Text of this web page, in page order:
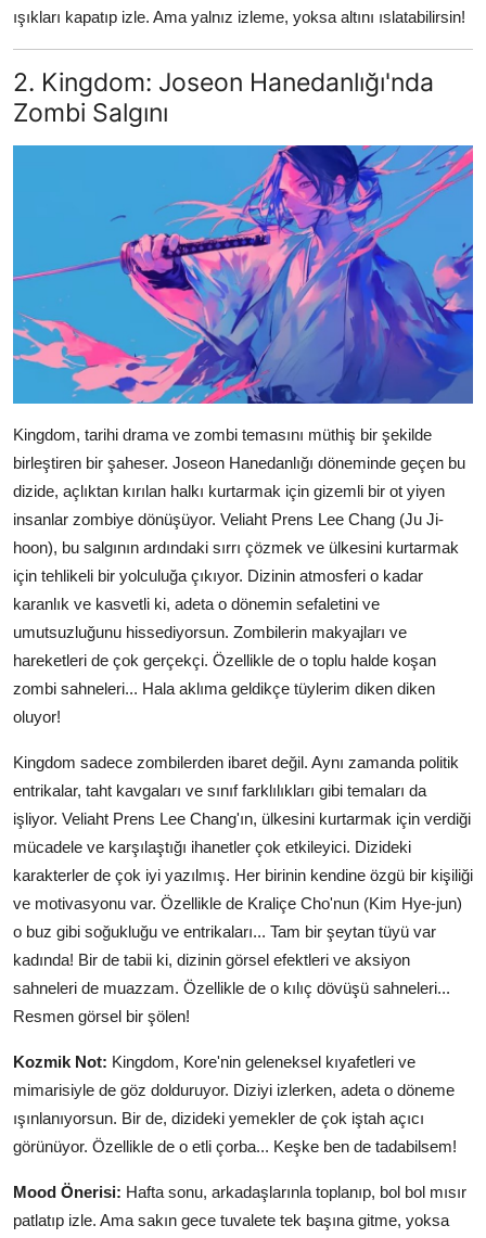
ışıkları kapatıp izle. Ama yalnız izleme, yoksa altını ıslatabilirsin!
2. Kingdom: Joseon Hanedanlığı'nda
Zombi Salgını
Kingdom, tarihi drama ve zombi temasını müthiş bir şekilde
birleştiren bir şaheser. Joseon Hanedanlığı döneminde geçen bu
dizide, açlıktan kırılan halkı kurtarmak için gizemli bir ot yiyen
insanlar zombiye dönüşüyor. Veliaht Prens Lee Chang (Ju Ji-
hoon), bu salgının ardındaki sırrı çözmek ve ülkesini kurtarmak
için tehlikeli bir yolculuğa çıkıyor. Dizinin atmosferi o kadar
karanlık ve kasvetli ki, adeta o dönemin sefaletini ve
umutsuzluğunu hissediyorsun. Zombilerin makyajları ve
hareketleri de çok gerçekçi. Özellikle de o toplu halde koşan
zombi sahneleri... Hala aklıma geldikçe tüylerim diken diken
oluyor!
Kingdom sadece zombilerden ibaret değil. Aynı zamanda politik
entrikalar, taht kavgaları ve sınıf farklılıkları gibi temaları da
işliyor. Veliaht Prens Lee Chang'ın, ülkesini kurtarmak için verdiği
mücadele ve karşılaştığı ihanetler çok etkileyici. Dizideki
karakterler de çok iyi yazılmış. Her birinin kendine özgü bir kişiliği
ve motivasyonu var. Özellikle de Kraliçe Cho'nun (Kim Hye-jun)
o buz gibi soğukluğu ve entrikaları... Tam bir şeytan tüyü var
kadında! Bir de tabii ki, dizinin görsel efektleri ve aksiyon
sahneleri de muazzam. Özellikle de o kılıç dövüşü sahneleri...
Resmen görsel bir şölen!
Kozmik Not: Kingdom, Kore'nin geleneksel kıyafetleri ve
mimarisiyle de göz dolduruyor. Diziyi izlerken, adeta o döneme
ışınlanıyorsun. Bir de, dizideki yemekler de çok iştah açıcı
görünüyor. Özellikle de o etli çorba... Keşke ben de tadabilsem!
Mood Önerisi: Hafta sonu, arkadaşlarınla toplanıp, bol bol mısır
patlatıp izle. Ama sakın gece tuvalete tek başına gitme, yoksa